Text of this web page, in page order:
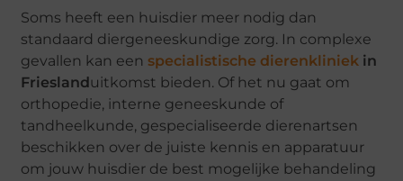
Soms heeft een huisdier meer nodig dan
standaard diergeneeskundige zorg. In complexe
gevallen kan een specialistische dierenkliniek in
Frieslanduitkomst bieden. Of het nu gaat om
orthopedie, interne geneeskunde of
tandheelkunde, gespecialiseerde dierenartsen
beschikken over de juiste kennis en apparatuur
om jouw huisdier de best mogelijke behandeling